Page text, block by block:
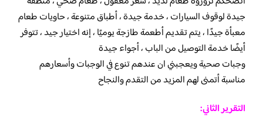
جيدة لوقوف السيارات ، خدمة جيدة ، أطباق متنوعة ، حاويات طعام
معبأة جيدًا ، يتم تقديم أطعمة طازجة يوميًا ، إنه اختيار جيد ، تتوفر
أيضًا خدمة التوصيل من الباب ، أجواء جيدة
وجبات صحية ويعجبني ان عندهم تنوع في الوجبات وأسعارهم
مناسبة أتمنى لهم المزيد من التقدم والنجاح
التقرير الثاني: